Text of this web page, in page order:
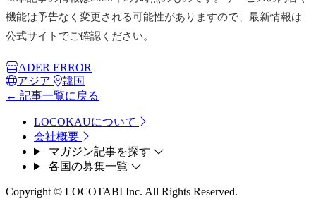
機能は予告なく変更される可能性がありますので、最新情報は
公式サイトでご確認ください。
ADER ERROR
アジア
韓国
← 記事一覧に戻る
LOCOKAUについて
会社概要
マガジン記事を探す
各国の募集一覧
Copyright © LOCOTABI Inc. All Rights Reserved.